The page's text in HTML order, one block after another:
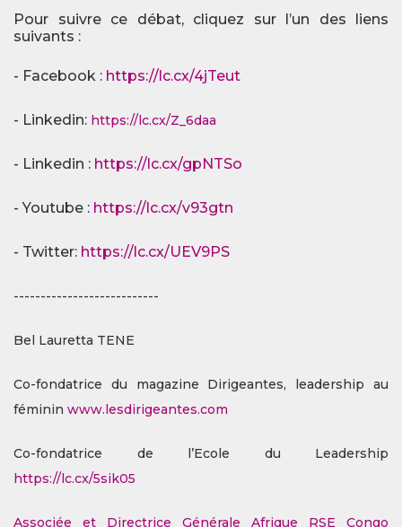
Pour suivre ce débat, cliquez sur l’un des liens
suivants :
- Facebook : https://lc.cx/4jTeut
- Linkedin: https://lc.cx/Z_6daa
- Linkedin : https://lc.cx/gpNTSo
- Youtube : https://lc.cx/v93gtn
- Twitter: https://lc.cx/UEV9PS
---------------------------
Bel Lauretta TENE
Co-fondatrice du magazine Dirigeantes, leadership au
féminin www.lesdirigeantes.com
Co-fondatrice de l’Ecole du Leadership
https://lc.cx/5sik05
Associée et Directrice Générale Afrique RSE Congo